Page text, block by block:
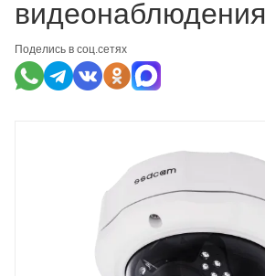
Поделись в соц.сетях
видеонаблюдения